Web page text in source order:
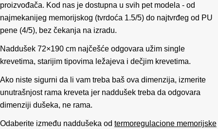
proizvođača. Kod nas je dostupna u svih pet modela - od
najmekanijeg memorijskog (tvrdoća 1.5/5) do najtvrđeg od PU
pene (4/5), bez čekanja na izradu.
Naddušek 72×190 cm najčešće odgovara užim single
krevetima, starijim tipovima ležajeva i dečjim krevetima.
Ako niste sigurni da li vam treba baš ova dimenzija, izmerite
unutrašnjost rama kreveta jer naddušek treba da odgovara
dimenziji dušeka, ne rama.
Odaberite između naddušeka od termoregulacione memorijske